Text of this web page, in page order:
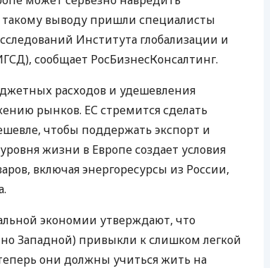
ЕЖЕМЕСЯЧНЫЙ ОБЗОР
КЕШБЭКА
ПУТЕВОДИТЕЛИ ПО
такому выводу пришли специалисты
Института глобализации и
сообщает РосБизнесКонсалтинг.
расходов и удешевления
рынков. ЕС стремится сделать
чтобы поддержать экспорт и
жизни в Европе создает условия
включая энергоресурсы из России,
экономии утверждают, что
Западной) привыкли к слишком легкой
они должны учиться жить на